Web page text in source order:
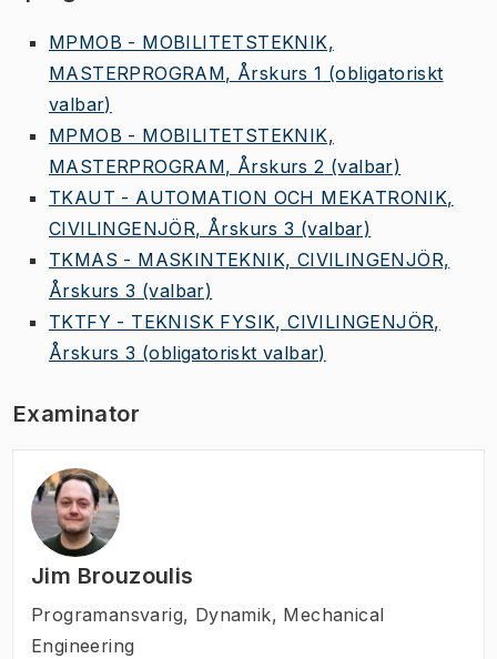
MPMOB - MOBILITETSTEKNIK,
MASTERPROGRAM, Årskurs 1 (obligatoriskt
valbar)
MPMOB - MOBILITETSTEKNIK,
MASTERPROGRAM, Årskurs 2 (valbar)
TKAUT - AUTOMATION OCH MEKATRONIK,
CIVILINGENJÖR, Årskurs 3 (valbar)
TKMAS - MASKINTEKNIK, CIVILINGENJÖR,
Årskurs 3 (valbar)
TKTFY - TEKNISK FYSIK, CIVILINGENJÖR,
Årskurs 3 (obligatoriskt valbar)
Examinator
Jim Brouzoulis
Programansvarig, Dynamik, Mechanical
Engineering